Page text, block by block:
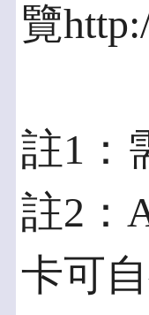
覽
註1：
註2：
卡可